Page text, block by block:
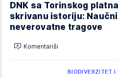
DNK sa Torinskog
skrivanu istoriju:
neverovatne tragove
Komentariši
BIODIVERZITET